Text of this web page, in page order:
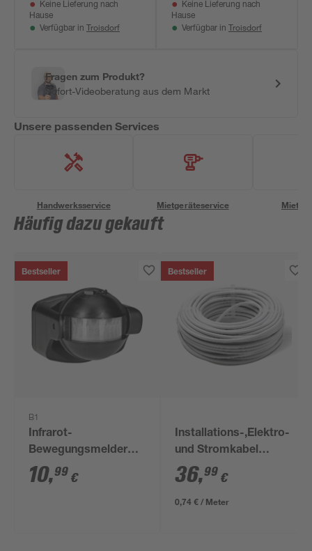
Keine Lieferung nach
Hause
Verfügbar in Troisdorf
Keine Lieferung nach
Hause
Verfügbar in Troisdorf
Fragen zum Produkt?
Sofort-Videoberatung aus dem Markt
Unsere passenden Services
Handwerksservice Mietgeräteservice
Häufig dazu gekauft
Bestseller
B1
Infrarot-
Bewegungsmelder
180° schwarz
10,99 €
Bestseller
Installations-,Elektro-
und Stromkabel
NYM-J 3x1,5mm² 50
m
36,99 €
0,74 € / Meter